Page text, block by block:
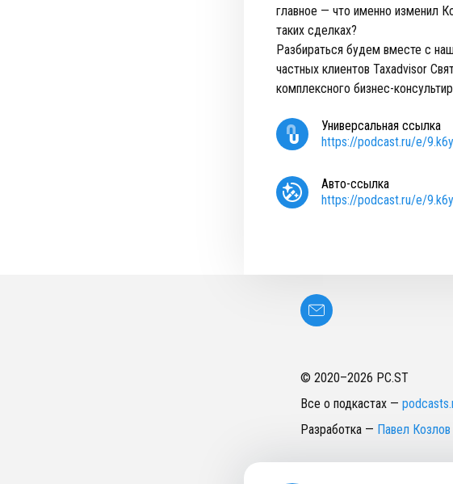
главное — что именно изменил
таких сделках?
Разбираться будем вместе с
частных клиентов Taxadvisor
комплексного бизнес-
Универсальная ссылка
https://podcast.ru/e/
Авто-ссылка
https://podcast.ru/e/
© 2020–2026 PC.ST
Все о подкастах —
Разработка — Павел Козлов